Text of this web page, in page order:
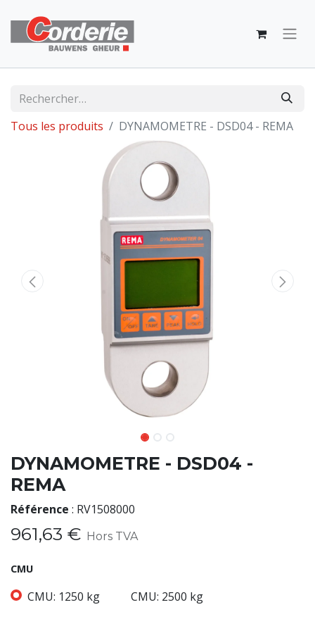
Tous les produits DYNAMOMETRE - DSD04 - REMA
DYNAMOMETRE - DSD04 -
REMA
Référence : RV1508000
961,63 € Hors TVA
CMU
CMU: 1250 kg CMU: 2500 kg